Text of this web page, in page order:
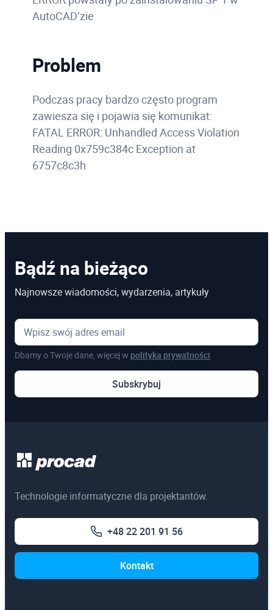
Problem
Podczas pracy bardzo często program
zawiesza się i pojawia się komunikat:
FATAL ERROR: Unhandled Access Violation
Reading 0x759c384c Exception at
6757c8c3h
AutoCAD’zie
Bądź na bieżąco
Najnowsze wiadomości, wydarzenia, artykuły
Dbamy o Twoje dane, więcej w polityka prywatności
Subskrybuj
Technologie informatyczne dla projektantów.
+48 22 201 91 56
Kontakt